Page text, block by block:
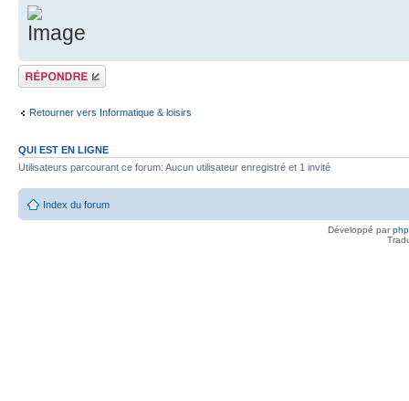
Répondre
Retourner vers Informatique & loisirs
QUI EST EN LIGNE
Utilisateurs parcourant ce forum: Aucun utilisateur enregistré et 1 invité
Index du forum
Développé par